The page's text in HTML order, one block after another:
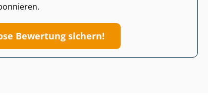
Bewertung sichern!